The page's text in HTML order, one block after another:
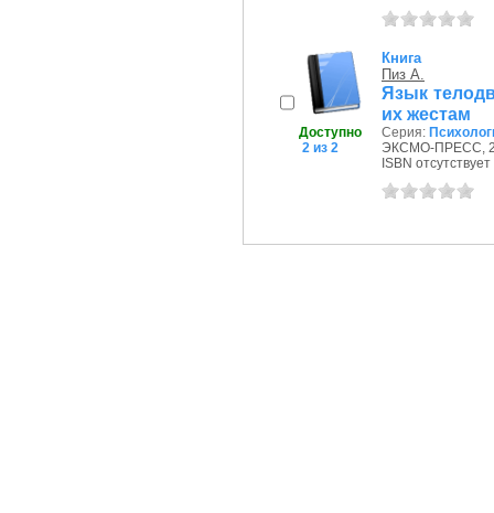
Доступно
2 из 2
Книга
Пиз А.
Язык
их жестам
Серия:
ЭКСМО-ПРЕСС,
ISBN отсутствует